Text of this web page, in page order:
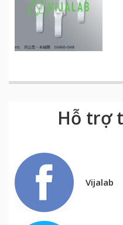
Hỗ trợ
Vijalab